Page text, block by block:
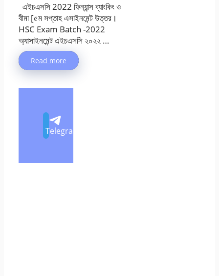
এইচএসসি 2022 ফিন্যান্স ব্যাংকিং ও
বীমা [৫ম সপ্তাহ এসাইনমেন্ট উত্তর।
HSC Exam Batch -2022
অ্যাসাইনমেন্ট এইচএসসি ২০২২ …
Read more
Telegram